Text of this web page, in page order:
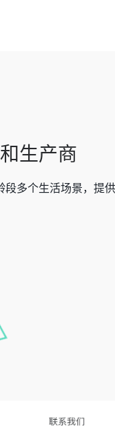
生产商
多个生活场景，提